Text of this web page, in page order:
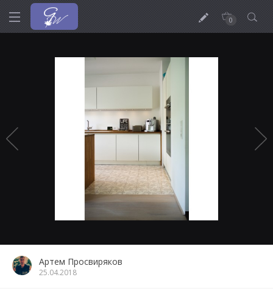
0
Артем Просвиряков
25.04.2018